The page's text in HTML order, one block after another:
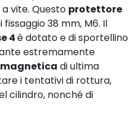
vite. Questo protettore
38 mm, M6. Il
4è dotato e di sportellino
estremamente
di ultima
i tentativi di rottura,
cilindro, nonché di